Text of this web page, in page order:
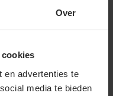
Over
en advertenties te
media te bieden